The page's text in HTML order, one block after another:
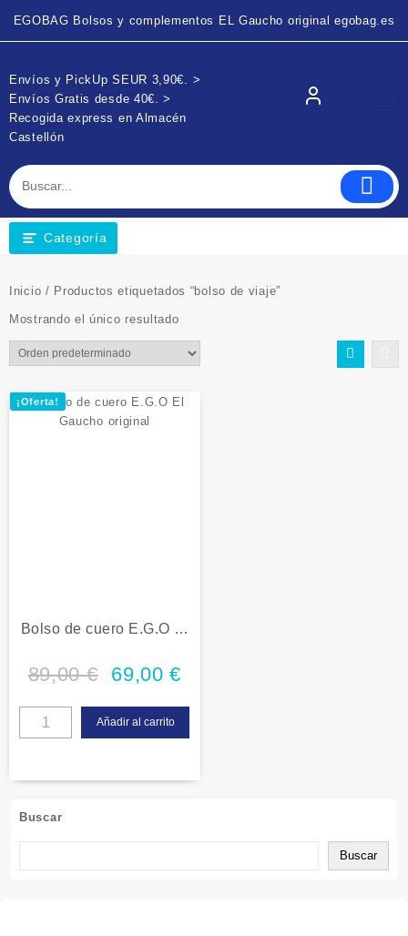
EGOBAG Bolsos y complementos EL Gaucho original egobag.es
Envíos y PickUp SEUR 3,90€. >
Envíos Gratis desde 40€. >
Recogida express en Almacén
Castellón
Categoría
Buscar
Buscar
Inicio / Productos etiquetados “bolso de viaje”
Mostrando el único resultado
¡Oferta!
Bolso de cuero E.G.O El
89,00€ 69,00€
Añadir al carrito